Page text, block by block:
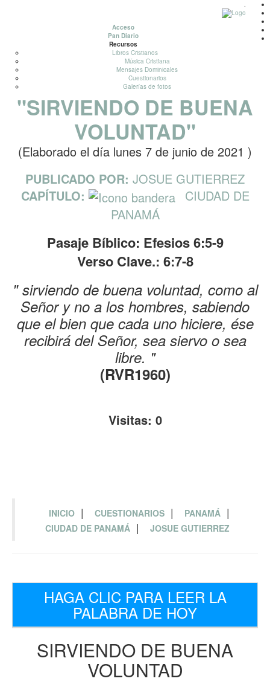
.
Acceso
Pan Diario
Recursos
Libros Cristianos
Música Cristiana
Mensajes Dominicales
Cuestionarios
Galerías de fotos
"SIRVIENDO DE BUENA
VOLUNTAD"
(Elaborado el día lunes 7 de junio de 2021 )
PUBLICADO POR: JOSUE GUTIERREZ
CAPÍTULO:
CIUDAD DE
PANAMÁ
Pasaje Bíblico: Efesios 6:5-9
Verso Clave.: 6:7-8
" sirviendo de buena voluntad, como al
Señor y no a los hombres, sabiendo
que el bien que cada uno hiciere, ése
recibirá del Señor, sea siervo o sea
libre. "
(RVR1960)
Visitas: 0
INICIO | CUESTIONARIOS | PANAMÁ |
CIUDAD DE PANAMÁ | JOSUE GUTIERREZ
HAGA CLIC PARA LEER LA
PALABRA DE HOY
SIRVIENDO DE BUENA
VOLUNTAD